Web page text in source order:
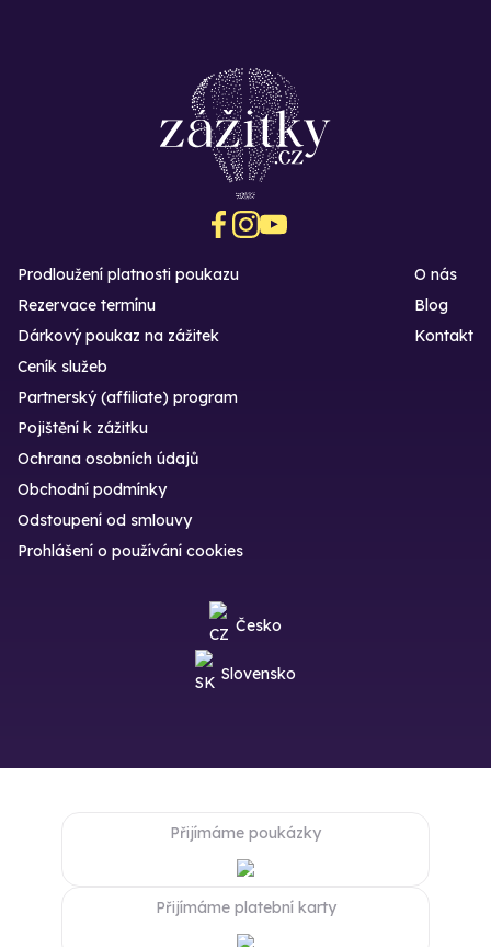
Prodloužení platnosti poukazu
Rezervace termínu
Dárkový poukaz na zážitek
O nás
Blog
Kontakt
Ceník služeb
Partnerský (affiliate) program
Pojištění k zážitku
Ochrana osobních údajů
Obchodní podmínky
Odstoupení od smlouvy
Prohlášení o používání cookies
Česko
Slovensko
Přijímáme poukázky
Přijímáme platební karty